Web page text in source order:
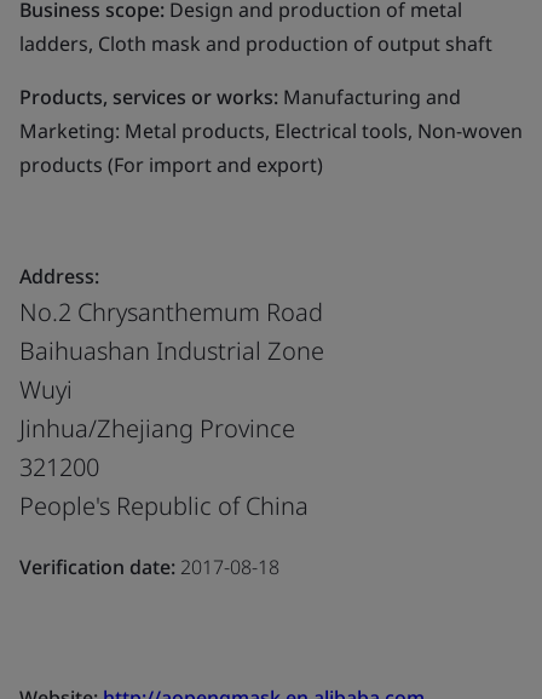
Business scope: Design and production of metal
ladders, Cloth mask and production of output shaft
Products, services or works: Manufacturing and
Marketing: Metal products, Electrical tools, Non-woven
products (For import and export)
Address:
No.2 Chrysanthemum Road
Baihuashan Industrial Zone
Wuyi
Jinhua/Zhejiang Province
321200
People's Republic of China
Verification date: 2017-08-18